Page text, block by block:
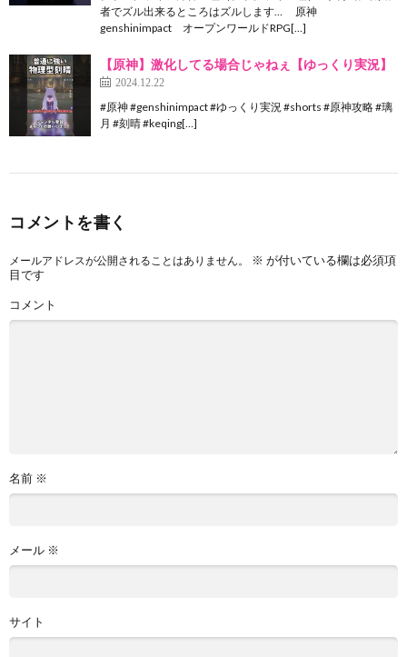
者でズル出来るところはズルします… 原神
genshinimpact オープンワールドRPG[…]
【原神】激化してる場合じゃねぇ【ゆっくり実況】
2024.12.22
#原神 #genshinimpact #ゆっくり実況 #shorts #原神攻略 #璃
月 #刻晴 #keqing[…]
コメントを書く
メールアドレスが公開されることはありません。 ※ が付いている欄は必須項
目です
コメント
名前 ※
メール ※
サイト